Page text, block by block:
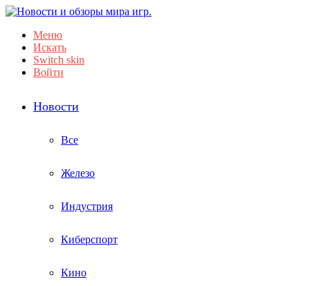
Меню
Искать
Switch skin
Войти
Новости
Все
Железо
Индустрия
Киберспорт
Кино